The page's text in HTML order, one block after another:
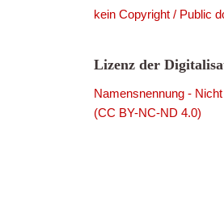
kein Copyright / Public
Lizenz der
Namensnennung -
(CC BY-NC-ND 4.0)